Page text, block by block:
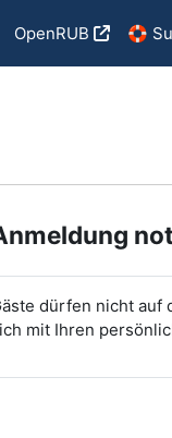
OpenRUB 🛟
dürfen nicht auf
mit Ihren